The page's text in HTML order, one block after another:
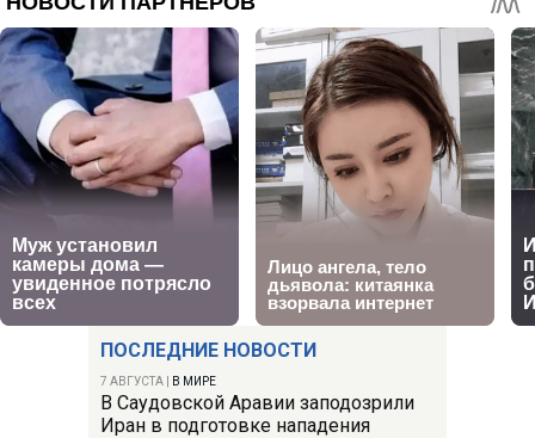
ПОСЛЕДНИЕ НОВОСТИ
7 АВГУСТА В МИРЕ
В Саудовской Аравии заподозрили
Иран в подготовке нападения